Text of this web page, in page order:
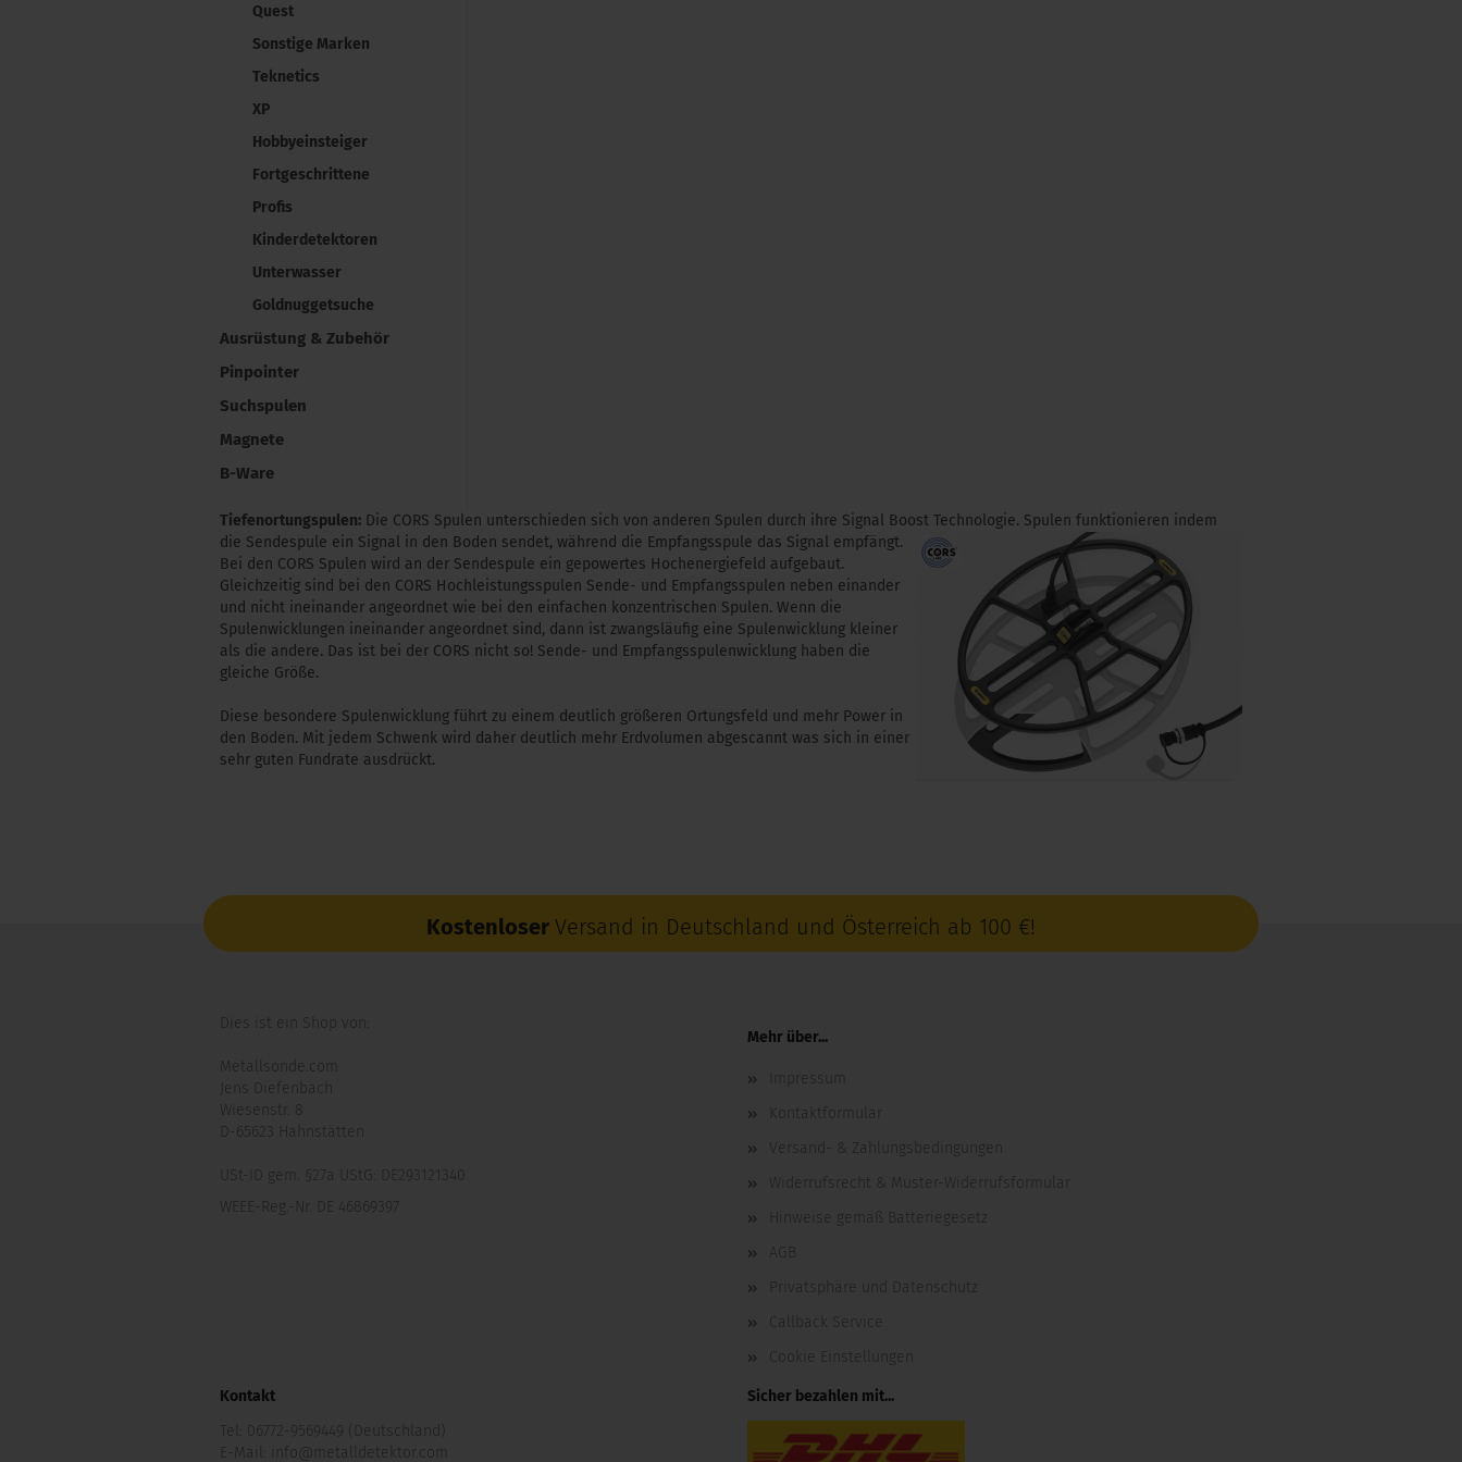
Quest
Sonstige Marken
Teknetics
XP
Hobbyeinsteiger
Fortgeschrittene
Profis
Kinderdetektoren
Unterwasser
Goldnuggetsuche
Ausrüstung & Zubehör
Pinpointer
Suchspulen
Magnete
B-Ware
Tiefenortungspulen: Die CORS Spulen unterschieden sich von anderen Spulen durch ihre Signal Boost Technologie. Spulen funktionieren indem
die Sendespule ein Signal in den Boden sendet, während die Empfangsspule das Signal empfängt.
Bei den CORS Spulen wird an der Sendespule ein gepowertes Hochenergiefeld aufgebaut.
Gleichzeitig sind bei den CORS Hochleistungsspulen Sende- und Empfangsspulen neben einander
und nicht ineinander angeordnet wie bei den einfachen konzentrischen Spulen. Wenn die
Spulenwicklungen ineinander angeordnet sind, dann ist zwangsläufig eine Spulenwicklung kleiner
als die andere. Das ist bei der CORS nicht so! Sende- und Empfangsspulenwicklung haben die
gleiche Größe.
Diese besondere Spulenwicklung führt zu einem deutlich größeren Ortungsfeld und mehr Power in
den Boden. Mit jedem Schwenk wird daher deutlich mehr Erdvolumen abgescannt was sich in einer
sehr guten Fundrate ausdrückt.
Kostenloser Versand in Deutschland und Österreich ab 100 €!
Dies ist ein Shop von:
Metallsonde.com
Jens Diefenbach
Wiesenstr. 8
D-65623 Hahnstätten
USt-ID gem. §27a UStG: DE293121340
WEEE-Reg.-Nr. DE 46869397
Mehr über...
Impressum
Kontaktformular
Versand- & Zahlungsbedingungen
Widerrufsrecht & Muster-Widerrufsformular
Hinweise gemäß Batteriegesetz
AGB
Privatsphäre und Datenschutz
Callback Service
Cookie Einstellungen
Kontakt
Tel:
06772-9569449 (Deutschland)
E-Mail:
info@metalldetektor.com
Sicher bezahlen mit...